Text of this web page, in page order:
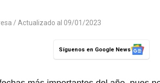
/ Actualizado al 09/01/2023
Síguenos en Google News